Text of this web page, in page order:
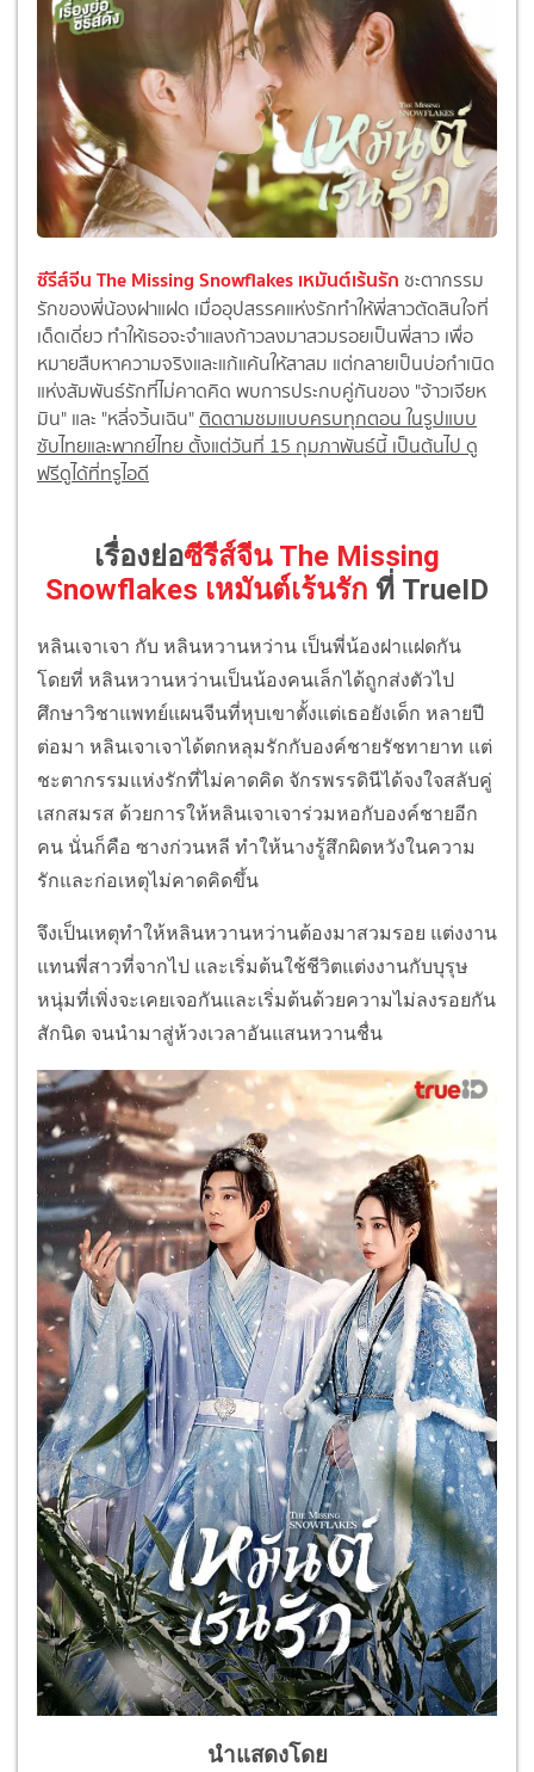
ซีรีส์จีน The Missing Snowflakes เหมันต์เร้นรัก ชะตากรรม
รักของพี่น้องฝาแฝด เมื่ออุปสรรคแห่งรักทำให้พี่สาวตัดสินใจที่
เด็ดเดี่ยว ทำให้เธอจะจำแลงก้าวลงมาสวมรอยเป็นพี่สาว เพื่อ
หมายสืบหาความจริงและแก้แค้นให้สาสม แต่กลายเป็นบ่อกำเนิด
แห่งสัมพันธ์รักที่ไม่คาดคิด พบการประกบคู่กันของ "จ้าวเจียห
มิน" และ "หลี่จวิ้นเฉิน"ติดตามชมแบบครบทุกตอน ในรูปแบบ
ซับไทยและพากย์ไทย ตั้งแต่วันที่ 15 กุมภาพันธ์นี้ เป็นต้นไป ดู
ฟรีดูได้ที่ทรูไอดี
เรื่องย่อซีรีส์จีน The Missing
Snowflakes เหมันต์เร้นรัก ที่ TrueID
หลินเจาเจา กับ หลินหวานหว่าน เป็นพี่น้องฝาแฝดกัน
โดยที่ หลินหวานหว่านเป็นน้องคนเล็กได้ถูกส่งตัวไป
ศึกษาวิชาแพทย์แผนจีนที่หุบเขาตั้งแต่เธอยังเด็ก หลายปี
ต่อมา หลินเจาเจาได้ตกหลุมรักกับองค์ชายรัชทายาท แต่
ชะตากรรมแห่งรักที่ไม่คาดคิด จักรพรรดินีได้จงใจสลับคู่
เสกสมรส ด้วยการให้หลินเจาเจาร่วมหอกับองค์ชายอีก
คน นั่นก็คือ ซางก่วนหลี ทำให้นางรู้สึกผิดหวังในความ
รักและก่อเหตุไม่คาดคิดขึ้น
จึงเป็นเหตุทำให้หลินหวานหว่านต้องมาสวมรอย แต่งงาน
แทนพี่สาวที่จากไป และเริ่มต้นใช้ชีวิตแต่งงานกับบุรุษ
หนุ่มที่เพิ่งจะเคยเจอกันและเริ่มต้นด้วยความไม่ลงรอยกัน
สักนิด จนนำมาสู่ห้วงเวลาอันแสนหวานชื่น
นำแสดงโดย